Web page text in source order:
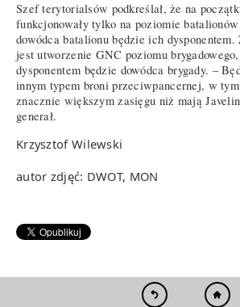
Szef terytorialsów podkreślał, że na
funkcjonowały tylko na poziomie
dowódca batalionu będzie ich dysponentem.
jest utworzenie GNC poziomu
dysponentem będzie dowódca brygady. –
innym typem broni przeciwpancernej, w
znacznie większym zasięgu niż mają
generał.
Krzysztof Wilewski
autor zdjęć: DWOT, MON